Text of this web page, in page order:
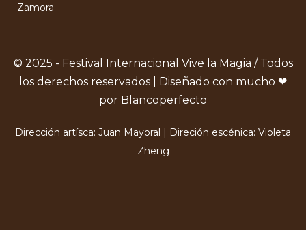
Zamora
© 2025 - Festival Internacional Vive la Magia / Todos
los derechos reservados | Diseñado con mucho ❤
por Blancoperfecto
Dirección artísca: Juan Mayoral | Direción escénica: Violeta
Zheng